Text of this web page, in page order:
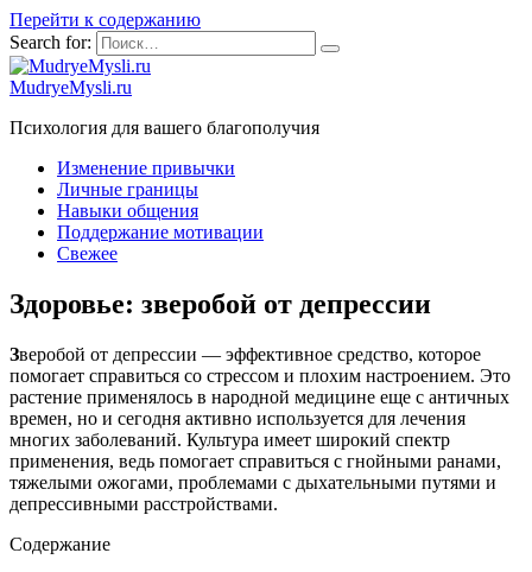
Перейти к содержанию
Search for:
MudryeMysli.ru
Психология для вашего благополучия
Изменение привычки
Личные границы
Навыки общения
Поддержание мотивации
Свежее
Здоровье: зверобой от депрессии
Зверобой от депрессии — эффективное средство, которое
помогает справиться со стрессом и плохим настроением. Это
растение применялось в народной медицине еще с античных
времен, но и сегодня активно используется для лечения
многих заболеваний. Культура имеет широкий спектр
применения, ведь помогает справиться с гнойными ранами,
тяжелыми ожогами, проблемами с дыхательными путями и
депрессивными расстройствами.
Содержание